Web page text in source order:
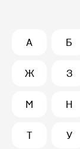
А Б
Ж З
М Н
Т У